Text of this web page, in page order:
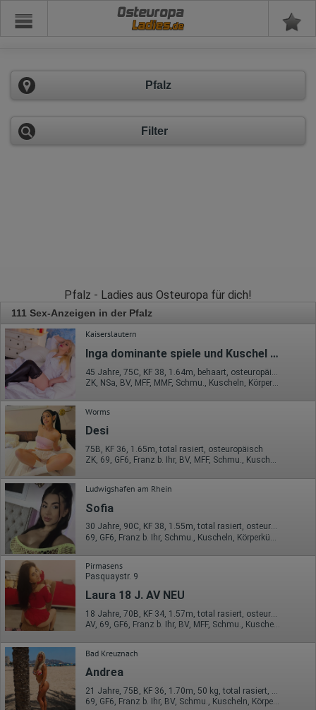
Osteuropa
Pfalz
Filter
Pfalz - Ladies aus Osteuropa für dich!
111 Sex-Anzeigen in der Pfalz
Kaiserslautern
Inga dominante spiele und Kuschel Service
45 Jahre, 75C, KF 38, 1.64m, behaart, osteuropäisch
ZK, NSa, BV, MFF, MMF, Schmu., Kuscheln, Körperküs.
Worms
Desi
75B, KF 36, 1.65m, total rasiert, osteuropäisch
ZK, 69, GF6, Franz b. Ihr, BV, MFF, Schmu., Kuscheln
Ludwigshafen am Rhein
Sofia
30 Jahre, 90C, KF 38, 1.55m, total rasiert, osteuropäisch
Pirmasens
Pasquaystr. 9
Laura 18 J. AV NEU
AV, 69, GF6, Franz b. Ihr, BV, MFF, Schmu., Kuscheln
Bad Kreuznach
Andrea
21 Jahre, 75B, KF 36, 1.70m, 50 kg, total rasiert, osteuropäisch
69, GF6, Franz b. Ihr, BV, Schmu., Kuscheln, Körperküs., KBp